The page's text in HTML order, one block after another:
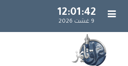
12:01:42
9 غشت 2026